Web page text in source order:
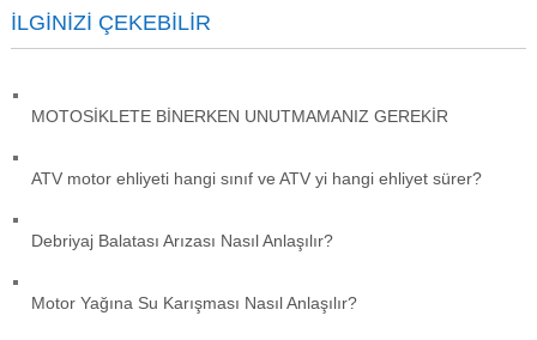
İLGINIZI ÇEKEBILIR
MOTOSİKLETE BİNERKEN UNUTMAMANIZ GEREKİR
ATV motor ehliyeti hangi sınıf ve ATV yi hangi ehliyet sürer?
Debriyaj Balatası Arızası Nasıl Anlaşılır?
Motor Yağına Su Karışması Nasıl Anlaşılır?